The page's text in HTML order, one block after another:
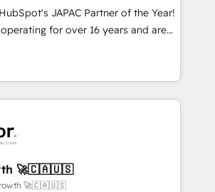
a HubSpot em reais com nota
gerar economia de até 50% na
agentes de IA especializados em
tarefas executam rotinas
países utilizam a Nexforce. Somos
da HubSpot na América Latina e
global de sucesso do cliente da
JAPAC Partner of the Year!
for over 16 years and are
most experienced and technically
globally. We specialise in
implementations,
CMS portal development,
Certified Partner and we contribute
to do 'good work
🚀🇨🇦🇺🇸
🚀🇨🇦🇺🇸